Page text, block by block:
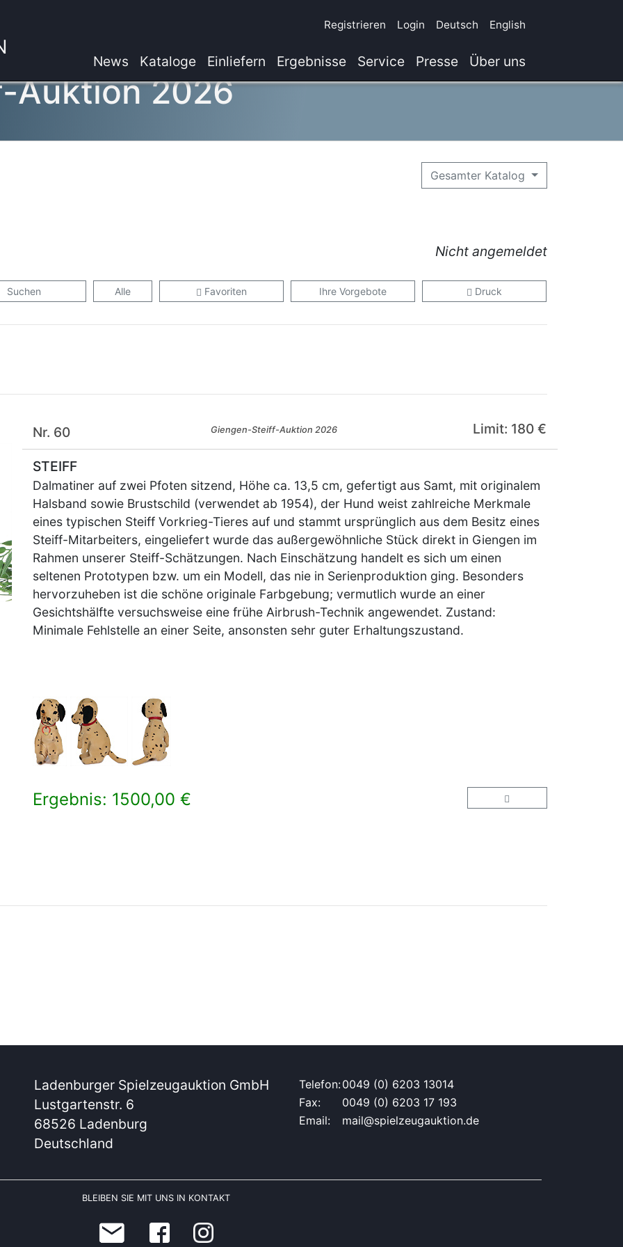
Registrieren Login Deutsch English
News Kataloge Einliefern Ergebnisse Service Presse Über uns
Auktion 2026
Gesamter Katalog
Nicht angemeldet
Suchen Alle Favoriten Ihre Vorgebote Druck
Nr. 60 Giengen-Steiff-Auktion 2026 Limit: 180 €
STEIFF
Dalmatiner auf zwei Pfoten sitzend, Höhe ca. 13,5 cm, gefertigt aus Samt, mit originalem
Halsband sowie Brustschild (verwendet ab 1954), der Hund weist zahlreiche Merkmale
eines typischen Steiff Vorkrieg-Tieres auf und stammt ursprünglich aus dem Besitz eines
Steiff-Mitarbeiters, eingeliefert wurde das außergewöhnliche Stück direkt in Giengen im
Rahmen unserer Steiff-Schätzungen. Nach Einschätzung handelt es sich um einen
seltenen Prototypen bzw. um ein Modell, das nie in Serienproduktion ging. Besonders
hervorzuheben ist die schöne originale Farbgebung; vermutlich wurde an einer
Gesichtshälfte versuchsweise eine frühe Airbrush-Technik angewendet. Zustand:
Minimale Fehlstelle an einer Seite, ansonsten sehr guter Erhaltungszustand.
Ergebnis: 1500,00 €
Ladenburger Spielzeugauktion GmbH
Lustgartenstr. 6
68526 Ladenburg
Deutschland
Telefon:0049 (0) 6203 13014
Fax:
0049 (0) 6203 17 193
Email:
mail@spielzeugauktion.de
BLEIBEN SIE MIT UNS IN KONTAKT